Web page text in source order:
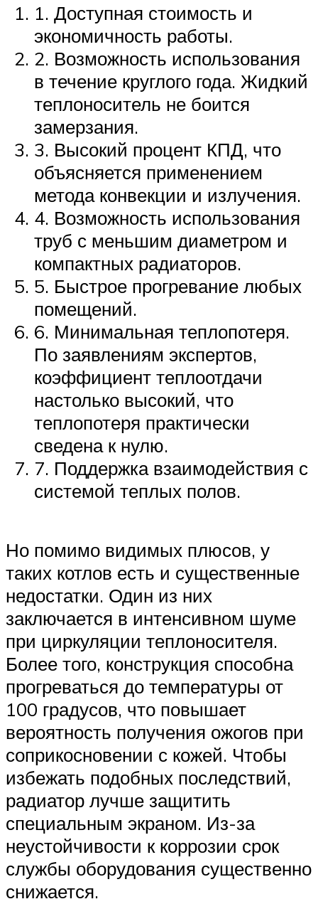
1. Доступная стоимость и
экономичность работы.
2. Возможность использования
в течение круглого года. Жидкий
теплоноситель не боится
замерзания.
3. Высокий процент КПД, что
объясняется применением
метода конвекции и излучения.
4. Возможность использования
труб с меньшим диаметром и
компактных радиаторов.
5. Быстрое прогревание любых
помещений.
6. Минимальная теплопотеря.
По заявлениям экспертов,
коэффициент теплоотдачи
настолько высокий, что
теплопотеря практически
сведена к нулю.
7. Поддержка взаимодействия с
системой теплых полов.
Но помимо видимых плюсов, у
таких котлов есть и существенные
недостатки. Один из них
заключается в интенсивном шуме
при циркуляции теплоносителя.
Более того, конструкция способна
прогреваться до температуры от
100 градусов, что повышает
вероятность получения ожогов при
соприкосновении с кожей. Чтобы
избежать подобных последствий,
радиатор лучше защитить
специальным экраном. Из-за
неустойчивости к коррозии срок
службы оборудования существенно
снижается.